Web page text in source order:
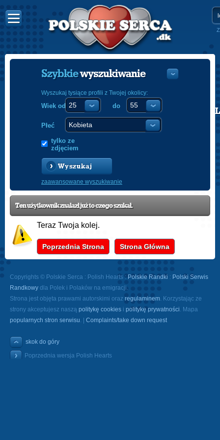
POLISH
Szybkiewyszukiwanie
Wyszukaj tysiące profili z Twojej okolicy:
Wiek od do
Płeć
tylko ze
zdjęciem
Wyszukaj
zaawansowane wyszukiwanie
Ten użytkownik znalazł już to czego szukał.
Teraz Twoja kolej.
Poprzednia Strona Strona Główna
Copyrights © Polskie Serca : Polish Hearts : Polskie Randki : Polski Serwis
Randkowy dla Polek i Polaków na emigracji.
Strona jest objęta prawami autorskimi oraz regulaminem. Korzystając ze
strony akceptujesz naszą politykę cookies i politykę prywatności. Mapa
popularnych stron serwisu. | Complaints/take down request
skok do góry
Poprzednia wersja Polish Hearts